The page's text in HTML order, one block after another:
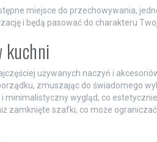
miejsce do przechowywania,
i będą pasować do charakteru
kuchni
używanych naczyń i
zmuszając do świadomego
wygląd, co
zamknięte szafki, co może